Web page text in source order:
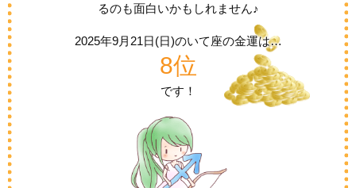
るのも面白いかもしれません♪
2025年9月21日(日)のいて座の金運は…
8位
です！